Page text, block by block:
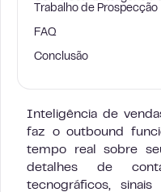
Trabalho de Prospecção
FAQ
Conclusão
Inteligência de
faz o outbound
tempo real sobre
detalhes de
tecnográficos,